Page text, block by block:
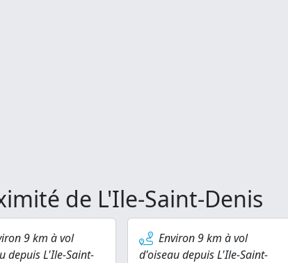
de L'Ile-Saint-Denis
9 km à vol
depuis L'Ile-Saint-
Environ 9 km à vol
d'oiseau depuis L'Ile-Saint-